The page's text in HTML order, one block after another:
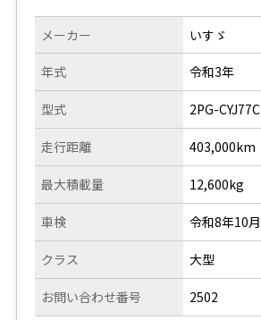
メーカー
年式
型式
走行距離
いすゞ
令和3年
2PG-CYJ77C
403,000km
最大積載量
車検
クラス
お問い合わせ番号
12,600kg
令和8年10月
大型
2502